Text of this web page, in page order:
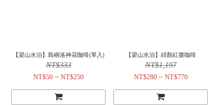
【梁山水泊】島嶼洛神花咖啡(單入)
NT$333
NT$50 ~ NT$250
【梁山水泊】緋顏紅棗咖啡
NT$1,197
NT$280 ~ NT$770